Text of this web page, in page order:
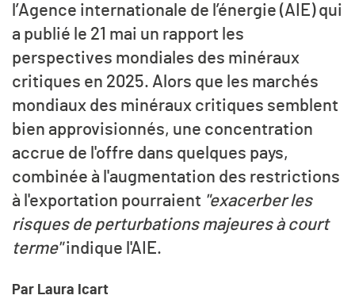
l’Agence internationale de l’énergie (AIE) qui
a publié le 21 mai un rapport les
perspectives mondiales des minéraux
critiques en 2025. Alors que les marchés
mondiaux des minéraux critiques semblent
bien approvisionnés, une concentration
accrue de l'offre dans quelques pays,
combinée à l'augmentation des restrictions
à l'exportation pourraient "exacerber les
risques de perturbations majeures à court
terme"indique l'AIE.
Par Laura Icart